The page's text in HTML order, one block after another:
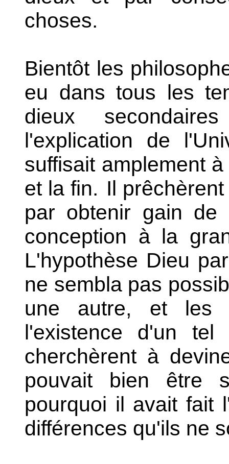
choses.
Bientôt les
eu dans tous les
dieux
l'explication de
suffisait amplement
et la fin. Il
par obtenir gain
conception à la
L'hypothèse Dieu
ne sembla pas
une autre, et les
l'existence d'un tel
cherchèrent à
pouvait bien être
pourquoi il avait fait
différences qu'ils ne